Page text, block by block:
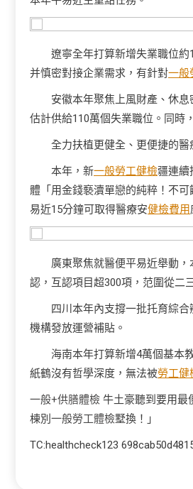
遼寧全年打算新增失業職位約
并慎密對接企業需求，有針對一般
安徽本年聚焦上風財產、休
估計供給110萬個失業職位。同時
全力扶植更健全、更便捷的醫
本年，新一般勞工健檢疆連續
體「用金錢褻瀆單戀的純粹！不
易近15分鐘可取得醫療安健檢費用
廣東聚焦就醫便平易近舉動
認，互認項目超300項，范圍從二
四川本年內支撐一批托育綜
機構發放運營補貼。
海南本年打算新增4萬個基本
紙鶴沒有哲學深度，無法被勞工健
一般+供膳體檢 牛土豪聽到要用最
棟別 一般勞工體檢墅換！」
TC:healthcheck123